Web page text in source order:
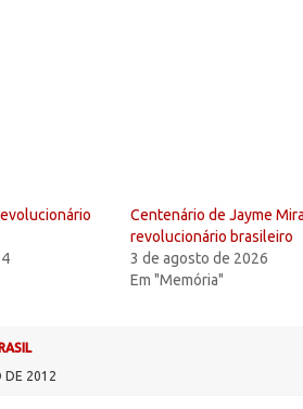
Centenário de Jayme
revolucionário brasileiro
3 de agosto de 2026
Em "Memória"
DE 2012